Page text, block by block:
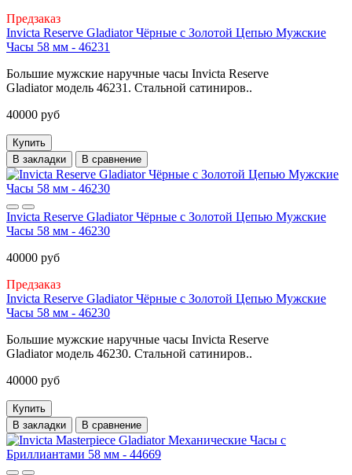
Предзаказ
Invicta Reserve Gladiator Чёрные с Золотой Цепью Мужские
Часы 58 мм - 46231
Большие мужские наручные часы Invicta Reserve
Gladiator модель 46231. Стальной сатиниров..
40000 руб
Купить
В закладки
В сравнение
Invicta Reserve Gladiator Чёрные с Золотой Цепью Мужские
Часы 58 мм - 46230
40000 руб
Предзаказ
Invicta Reserve Gladiator Чёрные с Золотой Цепью Мужские
Часы 58 мм - 46230
Большие мужские наручные часы Invicta Reserve
Gladiator модель 46230. Стальной сатиниров..
40000 руб
Купить
В закладки
В сравнение